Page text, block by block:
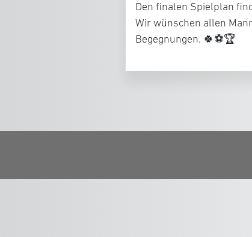
Den finalen Spielplan
Wir wünschen allen
Begegnungen. 🍀⚽🏆